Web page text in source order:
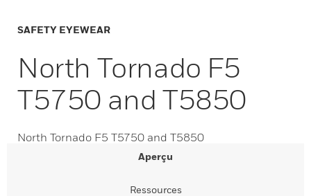
SAFETY EYEWEAR
North Tornado F5
T5750 and T5850
North Tornado F5 T5750 and T5850
Aperçu
Ressources